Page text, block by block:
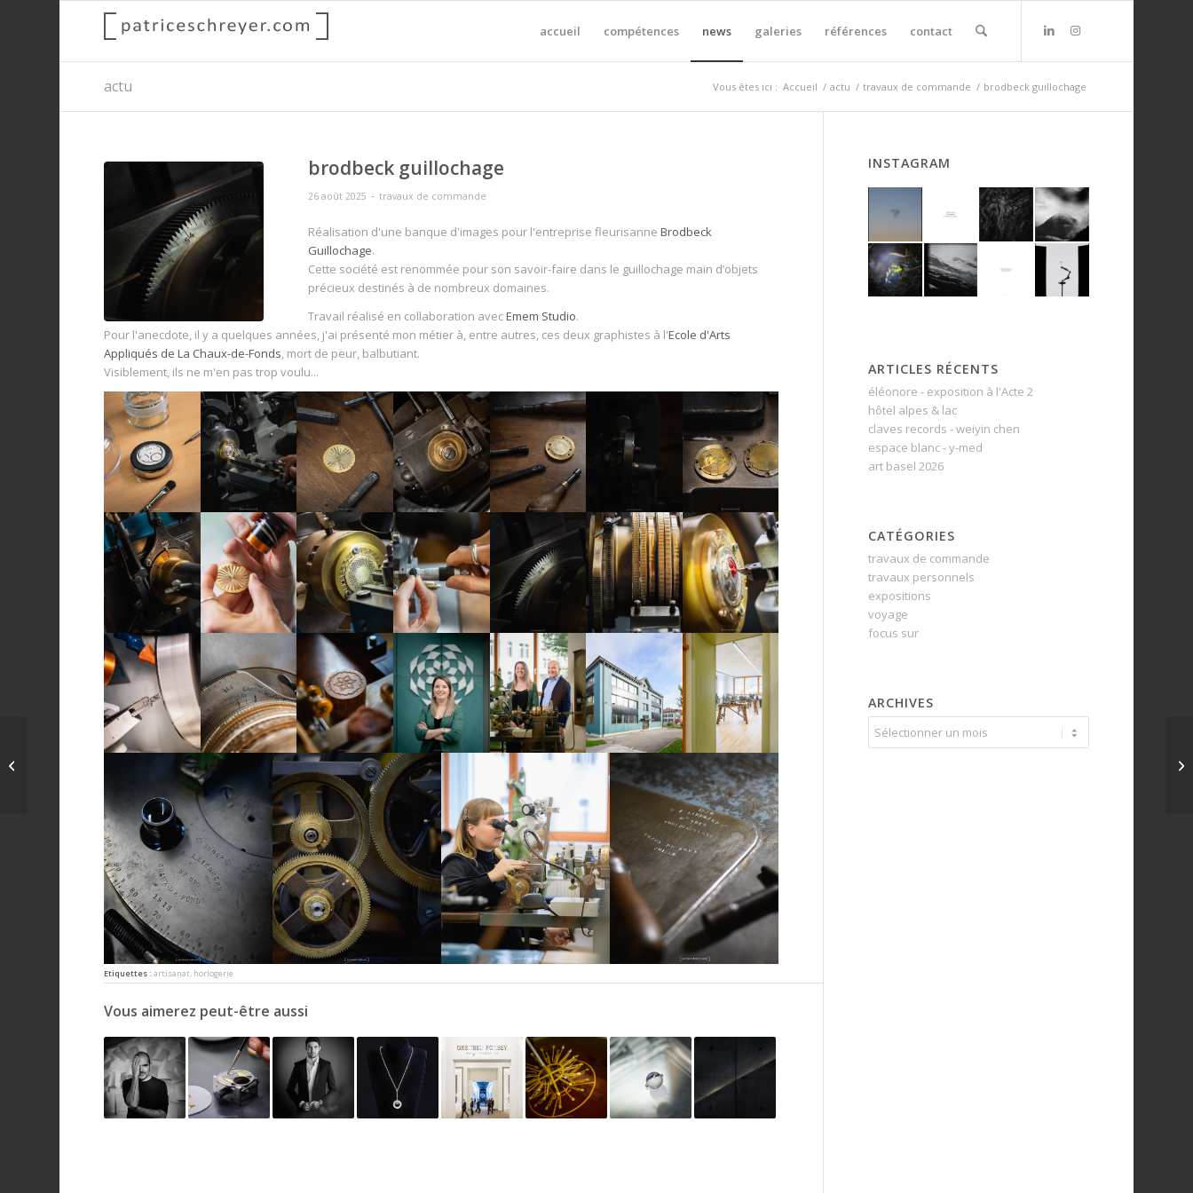
accueil compétences news galeries références contact
actu Vous êtes ici : Accueil / actu / travaux de commande / brodbeck guillochage
brodbeck guillochage
26 août 2025 - travaux de commande
Réalisation d'une banque d'images pour l'entreprise fleurisanneBrodbeck
Guillochage.
Cette société est renommée pour son savoir-faire dans le guillochage main d’objets
précieux destinés à de nombreux domaines.
Travail réalisé en collaboration avecEmem Studio.
Pour l'anecdote, il y a quelques années, j'ai présenté mon métier à, entre autres, ces deux graphistes à l'Ecole d'Arts
Appliqués de La Chaux-de-Fonds, mort de peur, balbutiant.
Visiblement, ils ne m'en pas trop voulu...
Etiquettes : artisanat, horlogerie
Vous aimerez peut-être aussi
INSTAGRAM
ARTICLES RÉCENTS
éléonore - exposition à l'Acte 2
hôtel alpes & lac
claves records - weiyin chen
espace blanc - y-med
art basel 2026
CATÉGORIES
travaux de commande
travaux personnels
expositions
voyage
focus sur
ARCHIVES